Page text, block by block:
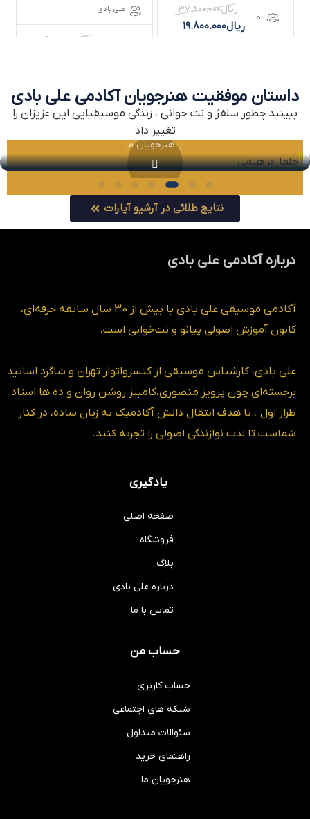
0
ریال37.800.000
ریال19.800.000
(از صفر تا تسلط) اثر
استاد انوشیروان روحانی
علی بادی
ریال 34.800.000
داستان موفقیت هنرجویان آکادمی علی بادی
ببینید چطور سلفژ و نت خوانی ، زنذگی موسیقیایی این عزیزان را
تغییر داد
حلما ابراهیمی
از هنرجویان ما
نتایج طلائی در آرشیو آپارات
درباره آکادمی علی بادی
آکادمی موسیقی علی بادی با بیش از 30 سال سابقه حرفه‌ای،
کانون آموزش اصولی پیانو و نت‌خوانی است.
علی بادی، کارشناس موسیقی از کنسرواتوار تهران و شاگرد اساتید
برجسته‌ای چون پرویز منصوری،کامبیز روشن روان و ده ها استاد
طراز اول ، با هدف انتقال دانش آکادمیک به زبان ساده، در کنار
شماست تا لذت نوازندگی اصولی را تجربه کنید.
یادگیری
صفحه اصلی
فروشگاه
بلاگ
درباره علی بادی
تماس با ما
حساب من
حساب کاربری
شبکه های اجتماعی
سئوالات متداول
راهنمای خرید
هنرجویان ما